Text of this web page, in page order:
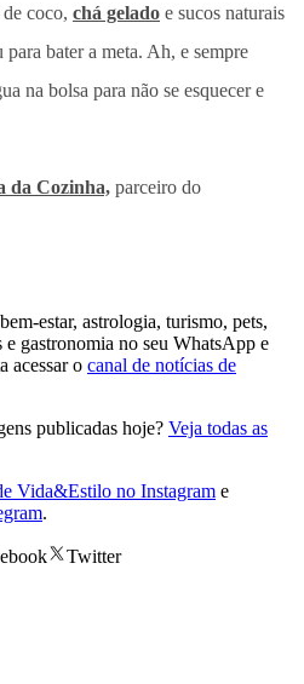
coco, chá gelado e sucos naturais
bater a meta. Ah, e sempre
na bolsa para não se esquecer e
da Cozinha, parceiro do
estar, astrologia, turismo, pets,
gastronomia no seu WhatsApp e
acessar o canal de notícias de
publicadas hoje? Veja todas as
Vida&Estilo no Instagram e
.
Twitter